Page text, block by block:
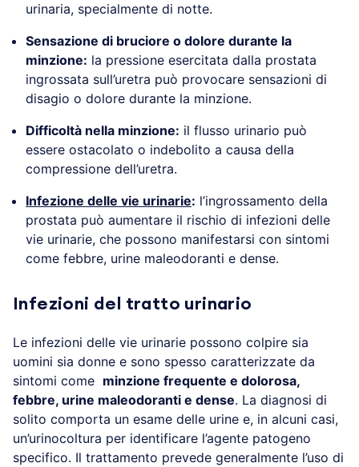
urinaria, specialmente di notte.
Sensazione di bruciore o dolore durante la
minzione: la pressione esercitata dalla prostata
ingrossata sull’uretra può provocare sensazioni di
disagio o dolore durante la minzione.
Difficoltà nella minzione: il flusso urinario può
essere ostacolato o indebolito a causa della
compressione dell’uretra.
Infezione delle vie urinarie: l’ingrossamento della
prostata può aumentare il rischio di infezioni delle
vie urinarie, che possono manifestarsi con sintomi
come febbre, urine maleodoranti e dense.
Infezioni del tratto urinario
Le infezioni delle vie urinarie possono colpire sia
uomini sia donne e sono spesso caratterizzate da
sintomi come minzione frequente e dolorosa,
febbre, urine maleodoranti e dense. La diagnosi di
solito comporta un esame delle urine e, in alcuni casi,
un’urinocoltura per identificare l’agente patogeno
specifico. Il trattamento prevede generalmente l’uso di